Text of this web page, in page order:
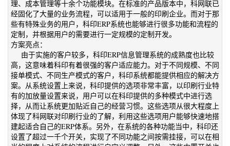
理、成本管理等十余个功能模块。在标准的产品版本中，科网联已
经固化了大量的业务流程，可以适用于一般的印刷企业。而对于那
些有特殊业务的用户，科印ERP系统也能够进行很多功能和流程的
定制，并根据用户的需要进行一定规模的定制开发。
方案亮点：
由于实施的客户较多，科印ERP信息管理系统的成熟度也比较
高，这意味着科印有着很强的客户适应能力。对于不同规模、不同
接单模式、不同生产模式的客户，科印系统都能提供相应的解决方
案。从系统设置上来说，科印提供的选项非常丰富，以印刷行业特
有的加放量设置来说，用户可以在科印提供的多种模式中进行选
择，从而让系统更加贴近自己的经营习惯。这些选项从很大程度上
体现了科网联对印刷行业的了解，利用这些选项用户能够快速地搭
建起适合自己的ERP体系。另外，在系统的各种功能当中，科印还
设置了超过一千个开关，实现了不同功能之间按需挂接，可以在相